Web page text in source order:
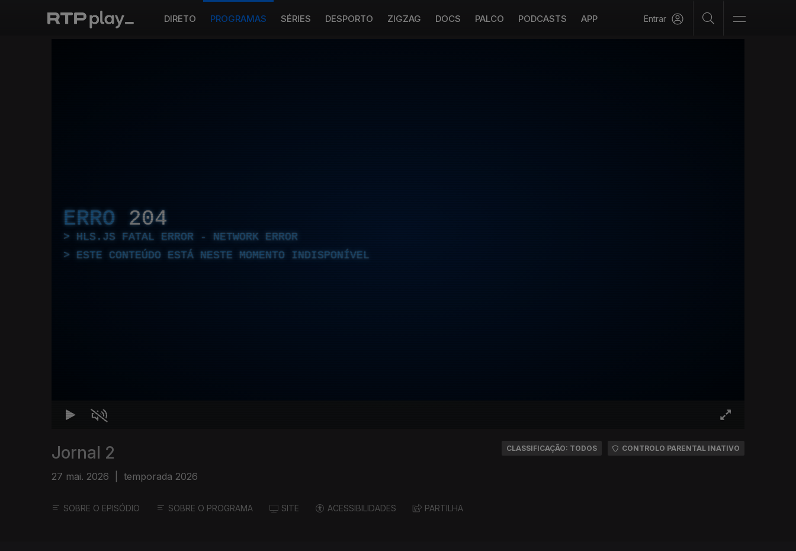
DIRETO PROGRAMAS SÉRIES DESPORTO ZIGZAG DOCS PALCO PODCASTS APP Entrar
ERRO 204
HLS.JS FATAL ERROR - NETWORK ERROR
ESTE CONTEÚDO ESTÁ NESTE MOMENTO INDISPONÍVEL
Jornal 2
27 mai. 2026 temporada 2026
CLASSIFICAÇÃO: TODOS CONTROLO PARENTAL INATIVO
SOBRE O EPISÓDIO SOBRE O PROGRAMA SITE ACESSIBILIDADES PARTILHA